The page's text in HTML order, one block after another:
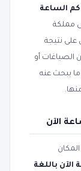
كم الساعة
مملكة
على نتيجة
الصياغات أو
يبحث عنه
الآن
الآن باللغة